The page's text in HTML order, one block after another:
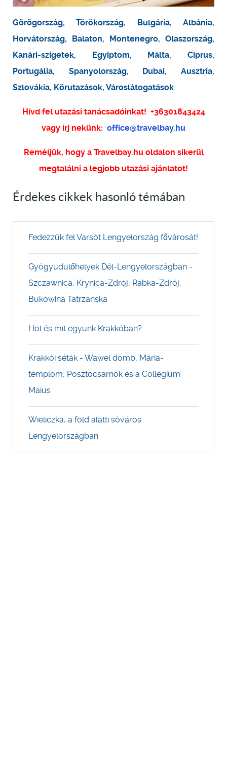
Görögország,Törökország, Bulgária,Albánia,
Horvátország, Balaton, Montenegro, Olaszország,
Kanári-szigetek, Egyiptom, Málta,Ciprus,
Portugália, Spanyolország, Dubai,Ausztria,
Szlovákia, Körutazások, Városlátogatások
Hívd fel utazási tanácsadóinkat! +36301843424
vagy írj nekünk: office@travelbay.hu
Reméljük, hogy a Travelbay.hu oldalon sikerül
megtalálni a legjobb utazási ajánlatot!
Érdekes cikkek hasonló témában
Fedezzük fel Varsót Lengyelország fővárosát!
Gyógyüdülőhelyek Dél-Lengyelországban -
Szczawnica, Krynica-Zdrój, Rabka-Zdrój,
Bukowina Tatrzanska
Hol és mit együnk Krakkóban?
Krakkói séták - Wawel domb, Mária-
templom, Posztócsarnok és a Collegium
Maius
Wieliczka, a föld alatti sóváros
Lengyelországban